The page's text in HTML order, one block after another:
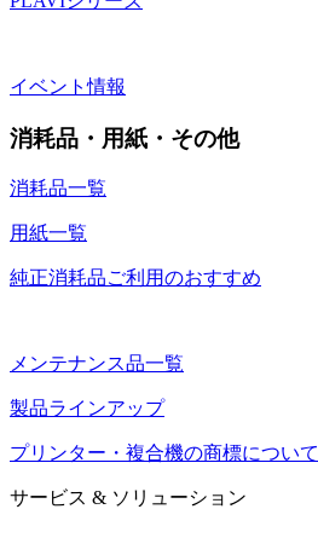
イベント情報
消耗品・用紙・その他
消耗品一覧
用紙一覧
純正消耗品ご利用のおすすめ
メンテナンス品一覧
製品ラインアップ
プリンター・複合機の商標について
サービス & ソリューション